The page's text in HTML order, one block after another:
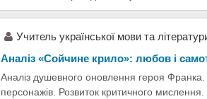
Учитель української мови та
Аналіз «Сойчине крило»: любов і
Аналіз душевного оновлення героя
персонажів. Розвиток критичного мислення.